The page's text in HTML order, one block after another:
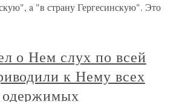
a "в страну Гергесинскую". Это
о Нем слух по всей
к Нему всех